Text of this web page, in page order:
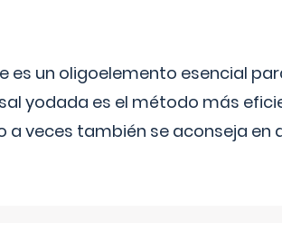
es un oligoelemento esencial
yodada es el método más
a veces también se aconseja en